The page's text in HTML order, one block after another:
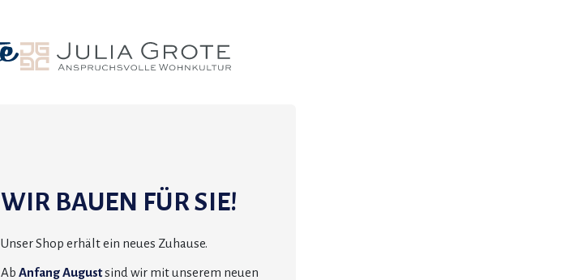
WIR BAUEN FÜR SIE!
Unser Shop erhält ein neues Zuhause.
Ab Anfang Augustsind wir mit unserem neuen